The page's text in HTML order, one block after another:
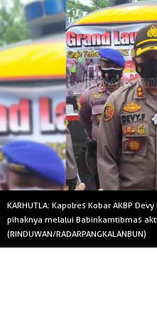
KARHUTLA: Kapolres Kobar AKBP
pihaknya melalui Babinkamtibmas
(RINDUWAN/RADARPANGKALANBUN)